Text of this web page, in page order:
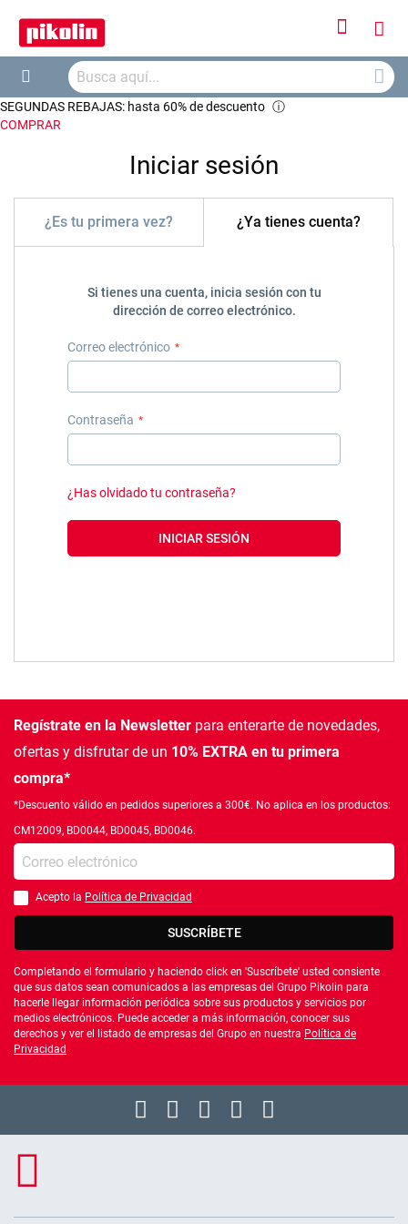
Iniciar
Buscar
SEGUNDAS REBAJAS: hasta 60% de descuento ⓘ
COMPRAR
Iniciar sesión
¿Es tu primera vez? ¿Ya tienes cuenta?
Si tienes una cuenta, inicia sesión con tu
dirección de correo electrónico.
Correo electrónico
Contraseña
¿Has olvidado tu contraseña?
INICIAR SESIÓN
Regístrate en la Newsletter para enterarte de novedades,
ofertas y disfrutar de un 10% EXTRA en tu primera
compra*
*Descuento válido en pedidos superiores a 300€. No aplica en los productos:
CM12009, BD0044, BD0045, BD0046.
Introduce tu e-mail
Debes aceptar la política de privacidad
Acepto la Política de Privacidad
SUSCRÍBETE
Completando el formulario y haciendo click en 'Suscríbete' usted consiente
que sus datos sean comunicados a las empresas del Grupo Pikolin para
hacerle llegar información periódica sobre sus productos y servicios por
medios electrónicos. Puede acceder a más información, conocer sus
derechos y ver el listado de empresas del Grupo en nuestra Política de
Privacidad